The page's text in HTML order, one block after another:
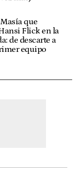
que
Flick en la
de descarte a
equipo